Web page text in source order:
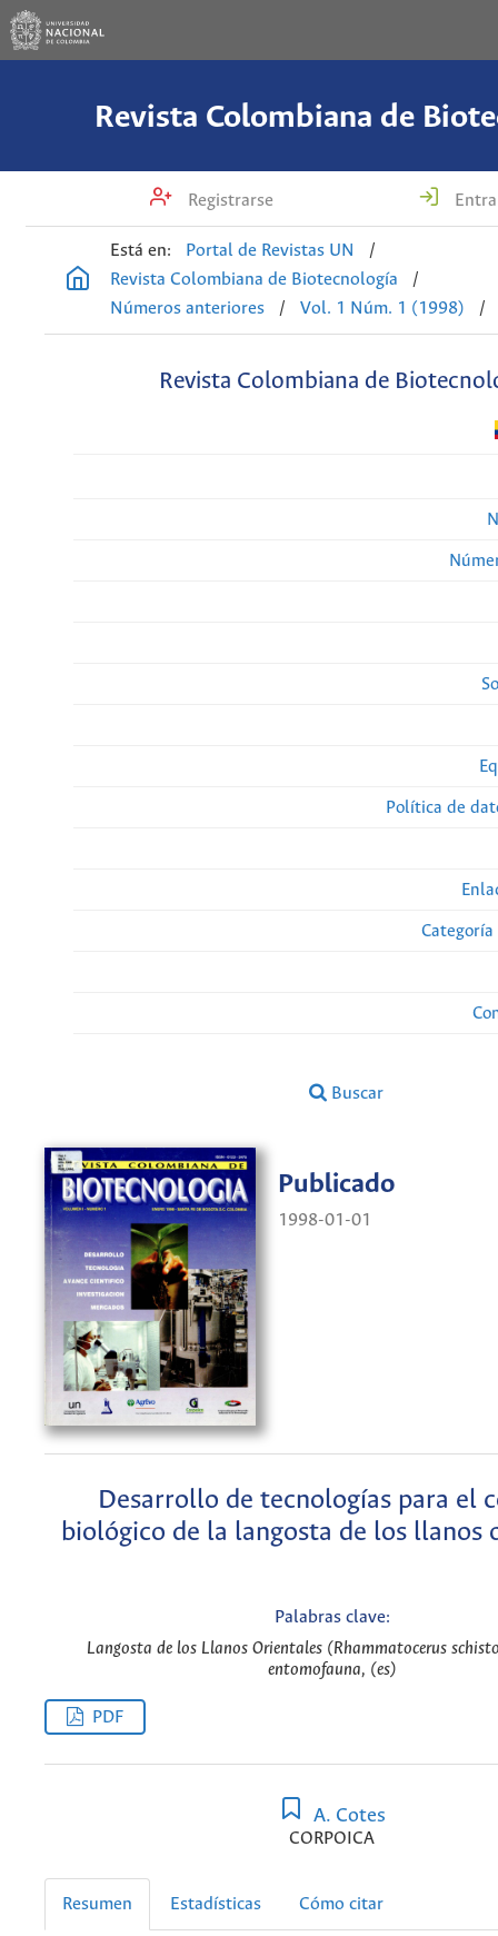
Revista Colombiana de
Registrarse
Está en: Portal de Revistas UN
/
Revista Colombiana de Biotecnología
/
Números anteriores
/ Vol. 1 Núm. 1 (1998) /
Revista Colombiana de
Política de
Buscar
Publicado
1998-01-01
Desarrollo de tecnologías para el
biológico de la langosta de los llanos
Palabras clave:
Langosta de los Llanos Orientales (Rhammatocerus
entomofauna, (es)
PDF
A. Cotes
CORPOICA
Resumen Estadísticas Cómo citar